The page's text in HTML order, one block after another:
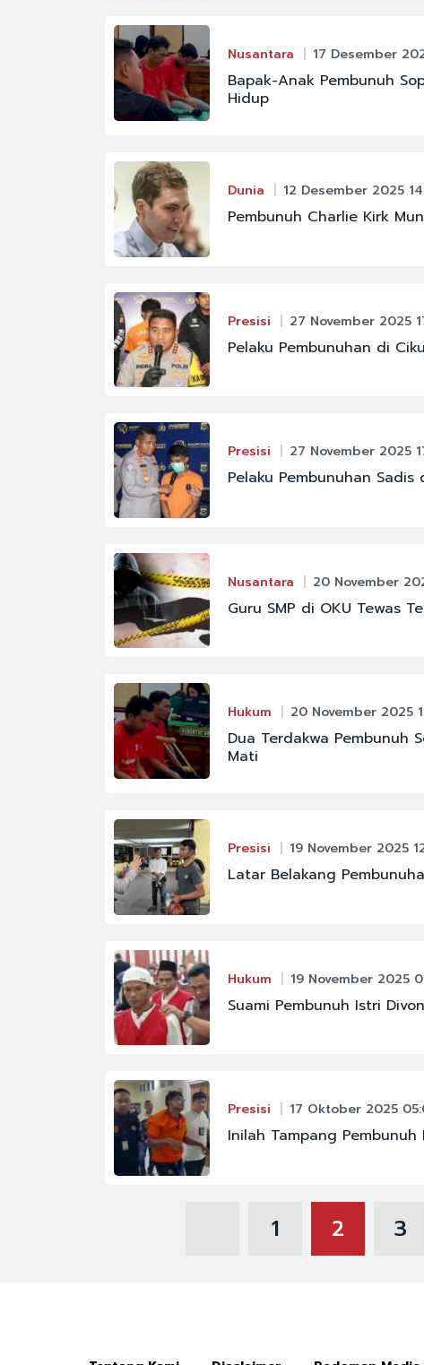
Nusantara 17 Desember
Bapak-Anak Pembunuh
Hidup
Dunia 12 Desember 2025
Pembunuh Charlie Kirk
Presisi 27 November 2025
Pelaku Pembunuhan di
Presisi 27 November 2025
Pelaku Pembunuhan Sadis
Nusantara 20 November
Guru SMP di OKU Tewas
Hukum 20 November 2025
Dua Terdakwa Pembunuh
Mati
Presisi 19 November 2025
Latar Belakang
Hukum 19 November 2025
Suami Pembunuh Istri
Presisi 17 Oktober 2025
Inilah Tampang
1 2 3
#FENOMENA
#IKM
#RAJA JULI ANTONI
#KABINET BAYANGAN